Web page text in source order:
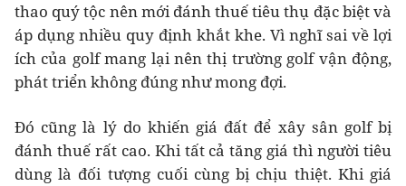
thao quý tộc nên mới đánh thuế tiêu thụ đặc biệt và
áp dụng nhiều quy định khắt khe. Vì nghĩ sai về lợi
ích của golf mang lại nên thị trường golf vận động,
phát triển không đúng như mong đợi.
Đó cũng là lý do khiến giá đất để xây sân golf bị
đánh thuế rất cao. Khi tất cả tăng giá thì người tiêu
dùng là đối tượng cuối cùng bị chịu thiệt. Khi giá